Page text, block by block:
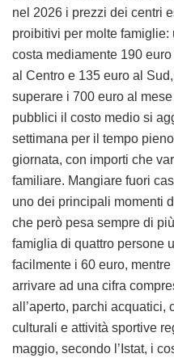
nel 2026 i prezzi dei centri
proibitivi per molte
costa mediamente 190
al Centro e 135 euro al
superare i 700 euro al
pubblici il costo medio si
settimana per il tempo
giornata, con importi che
familiare. Mangiare fuori
uno dei principali momenti
che però pesa sempre di
famiglia di quattro persone
facilmente i 60 euro,
arrivare ad una cifra
all’aperto, parchi acquatici,
culturali e attività sportive
maggio, secondo l’Istat, i